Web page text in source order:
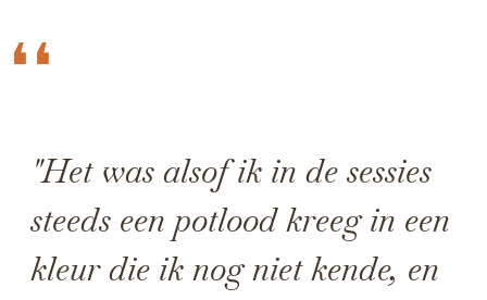
❛❛
"Het was alsof ik in de sessies
steeds een potlood kreeg in een
kleur die ik nog niet kende, en